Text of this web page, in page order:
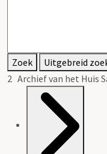
Zoek
Uitgebreid
2 Archief van het Huis